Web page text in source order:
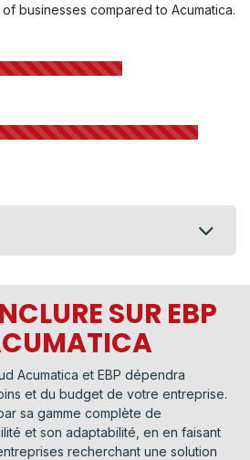
businesses compared to Acumatica.
SUR EBP
Acumatica et EBP dépendra
et du budget de votre entreprise.
sa gamme complète de
et son adaptabilité, en en faisant
recherchant une solution